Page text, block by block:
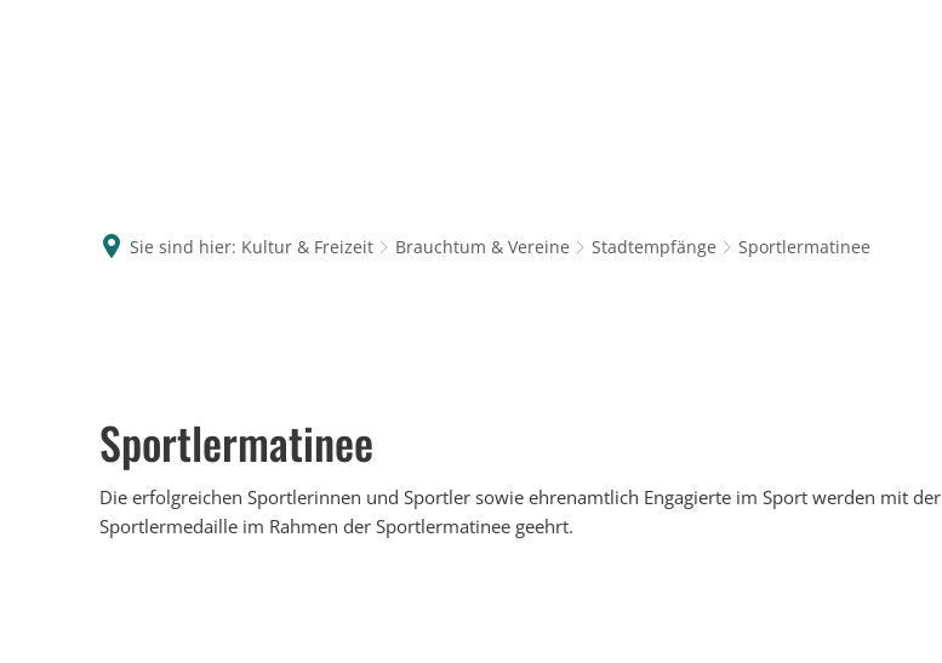
Sie sind hier: Kultur & Freizeit Brauchtum & Vereine Stadtempfänge Sportlermatinee
Sportlermatinee
Die erfolgreichen Sportlerinnen und Sportler sowie ehrenamtlich Engagierte im Sport werden mit der
Sportlermedaille im Rahmen der Sportlermatinee geehrt.